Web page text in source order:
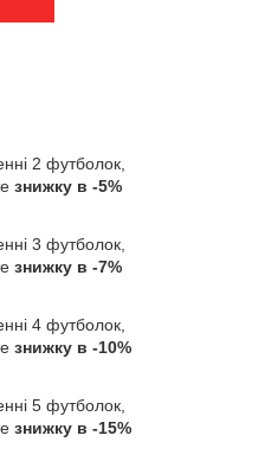
2 футболок,
знижку в -5%
3 футболок,
знижку в -7%
4 футболок,
знижку в -10%
5 футболок,
знижку в -15%